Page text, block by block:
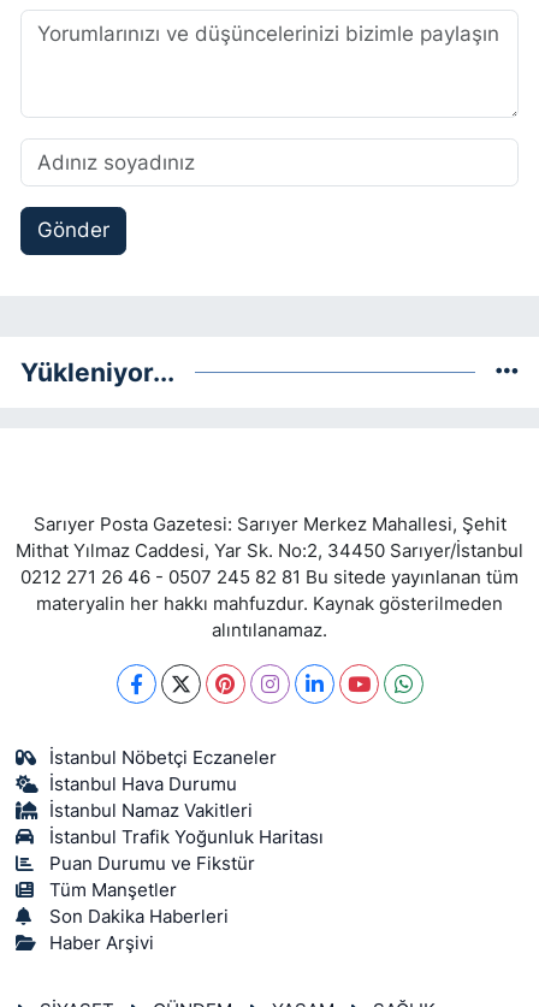
Gönder
Yükleniyor...
Sarıyer Posta Gazetesi: Sarıyer Merkez Mahallesi, Şehit
Mithat Yılmaz Caddesi, Yar Sk. No:2, 34450 Sarıyer/İstanbul
0212 271 26 46 - 0507 245 82 81 Bu sitede yayınlanan tüm
materyalin her hakkı mahfuzdur. Kaynak gösterilmeden
alıntılanamaz.
İstanbul Nöbetçi Eczaneler
İstanbul Hava Durumu
İstanbul Namaz Vakitleri
İstanbul Trafik Yoğunluk Haritası
Puan Durumu ve Fikstür
Tüm Manşetler
Son Dakika Haberleri
Haber Arşivi